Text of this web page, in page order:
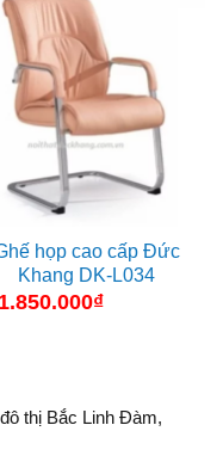
họp cao cấp Đức
Khang DK-L034
1.850.000₫
thị Bắc Linh Đàm,